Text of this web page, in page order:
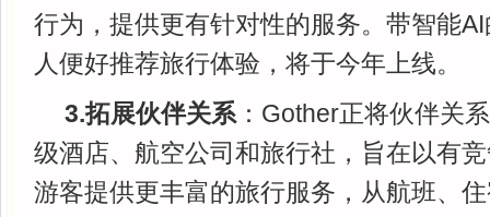
行为，提供更有针对性的服务。带智能
人便好推荐旅行体验，将于今年上线。
3.拓展伙伴关系 ：Gother正将伙伴关
级酒店、航空公司和旅行社，旨在以有
游客提供更丰富的旅行服务，从航班、